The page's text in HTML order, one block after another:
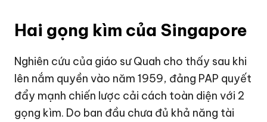
Hai gọng kìm của Singapore
Nghiên cứu của giáo sư Quah cho thấy sau khi
lên nắm quyền vào năm 1959, đảng PAP quyết
đẩy mạnh chiến lược cải cách toàn diện với 2
gọng kìm. Do ban đầu chưa đủ khả năng tài